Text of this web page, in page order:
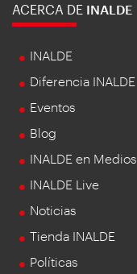
ACERCA DE INALDE
INALDE
Diferencia INALDE
Eventos
Blog
INALDE en Medios
INALDE Live
Noticias
Tienda INALDE
Políticas